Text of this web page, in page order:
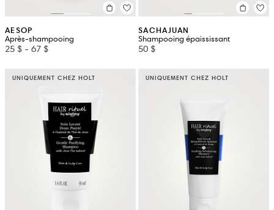
AESOP
Après-shampooing
25 $ - 67 $
SACHAJUAN
Shampooing épaississant
50 $
UNIQUEMENT CHEZ HOLT UNIQUEMENT CHEZ HOLT